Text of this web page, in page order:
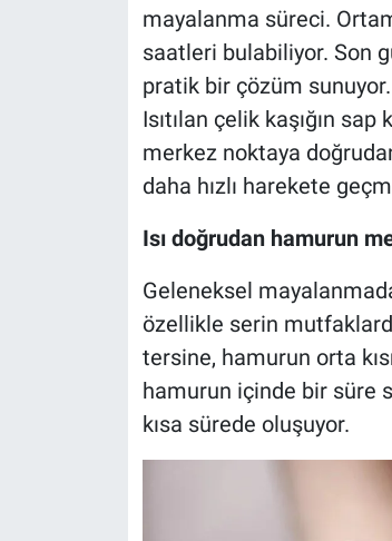
mayalanma süreci.
saatleri bulabiliyor. Son
pratik bir çözüm
Isıtılan çelik kaşığın
merkez noktaya
daha hızlı harekete
Isı doğrudan hamurun
Geleneksel
özellikle serin
tersine, hamurun orta
hamurun içinde bir süre
kısa sürede oluşuyor.